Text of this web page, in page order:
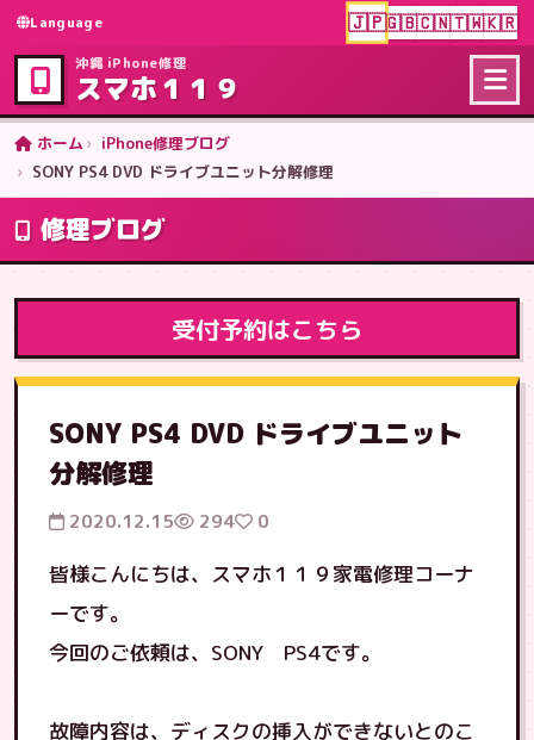
Language 🇯🇵🇬🇧🇨🇳🇹🇼🇰🇷
沖縄 iPhone修理
スマホ１１９
ホーム
iPhone修理ブログ
SONY PS4 DVD ドライブユニット分解修理
修理ブログ
受付予約はこちら
SONY PS4 DVD ドライブユニット
分解修理
2020.12.15 294 0
皆様こんにちは、スマホ１１９家電修理コーナ
ーです。
今回のご依頼は、SONY PS4です。
故障内容は、ディスクの挿入ができないとのこ